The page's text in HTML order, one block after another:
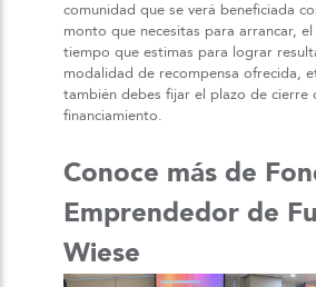
comunidad que se verá beneficiada
monto que necesitas para arrancar,
tiempo que estimas para lograr
modalidad de recompensa ofrecida,
también debes fijar el plazo de cierre
financiamiento.
Conoce más de
Emprendedor de
Wiese